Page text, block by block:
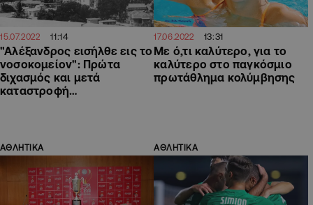
15.07.2022 11:14
"Αλέξανδρος εισήλθε εις το
νοσοκομείον": Πρώτα
διχασμός και μετά
καταστροφή…
17.06.2022 13:31
Με ό,τι καλύτερο, για το
καλύτερο στο παγκόσμιο
πρωτάθλημα κολύμβησης
ΑΘΛΗΤΙΚΑ ΑΘΛΗΤΙΚΑ